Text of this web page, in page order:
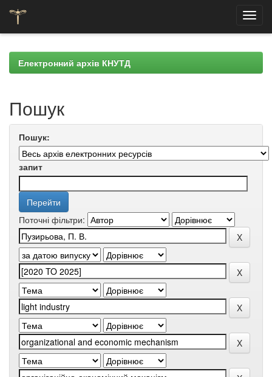
navigationЕлектронний архів КНУТД
Пошук
Пошук:
запит
Поточні фільтри: